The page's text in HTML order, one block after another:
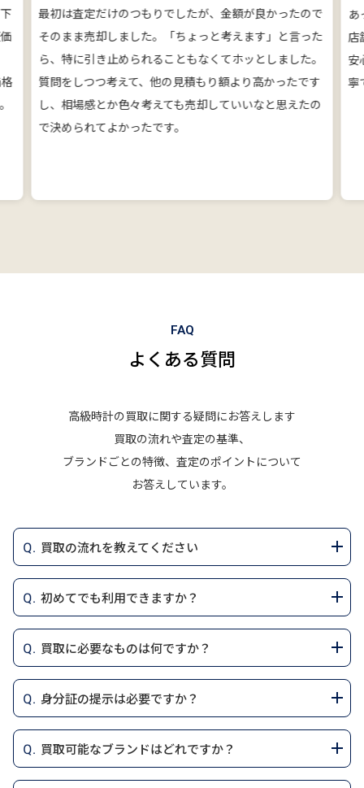
最初は査定だけのつもりでしたが、金額が良かったので
そのまま売却しました。「ちょっと考えます」と言った
ら、特に引き止められることもなくてホッとしました。
質問をしつつ考えて、他の見積もり額より高かったです
し、相場感とか色々考えても売却していいなと思えたの
で決められてよかったです。
あ
店
安
寧
FAQ
よくある質問
高級時計の買取に関する疑問にお答えします
買取の流れや査定の基準、
ブランドごとの特徴、査定のポイントについて
お答えしています。
買取の流れを教えてください
アジアウォッチトレードでは、スムーズで安心な買取を
提供するため、以下の手順で進めています。
1.LINE査定またはお電話でお問い合わせ
買取を希望する時計のブランド、モデル、状態、付属
品についてお伝えください。専門スタッフが確認し、
概算の査定金額をお知らせします。LINE査定は写真を
送るだけで簡単に利用可能です。
2.買取方法の選択
初めてでも利用できますか？
はい、アジアウォッチトレードは初めての方でも安心
してご利用いただけるよう、分かりやすい手続きと丁
寧な対応を心がけています。
LINE査定またはお電話でご相談いただければ、専門ス
タッフが買取の流れをご案内いたします。時計のブラ
ンド、モデル、状態、付属品についての簡単なヒアリ
ングの後、概算の買取価格をお知らせします。
買取に必要なものは何ですか？
アジアウォッチトレードでブランド時計を売却する際
には、法律で定められた本人確認が必要です。そのた
め、以下のいずれかの身分証明書をご用意ください。
1. 本人確認書類（いずれか1点）
✔ 顔写真付きの身分証明書（単体で利用可能）
身分証の提示は必要ですか？
買取が成立した際は、法律に基づき身分証明書の提示
が必要となります。ご提示いただく身分証は、以下の
いずれかをご用意ください。
買取可能なブランドはどれですか？
アジアウォッチトレードでは、高級時計の中でも特に